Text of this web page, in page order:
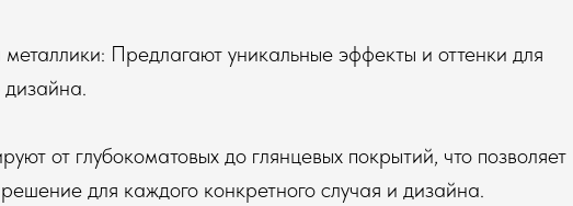
Предлагают уникальные эффекты и оттенки для
дизайна.
от глубокоматовых до глянцевых покрытий, что позволяет
для каждого конкретного случая и дизайна.